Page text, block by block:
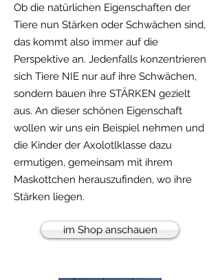
Ob die natürlichen Eigenschaften der
Tiere nun Stärken oder Schwächen sind,
das kommt also immer auf die
Perspektive an. Jedenfalls konzentrieren
sich Tiere NIE nur auf ihre Schwächen,
sondern bauen ihre STÄRKEN gezielt
aus. An dieser schönen Eigenschaft
wollen wir uns ein Beispiel nehmen und
die Kinder der Axolotlklasse dazu
ermutigen, gemeinsam mit ihrem
Maskottchen herauszufinden, wo ihre
Stärken liegen.
im Shop anschauen